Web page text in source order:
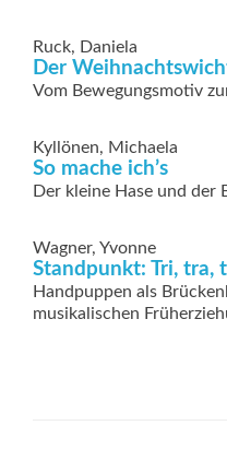
Ruck, Daniela
Der
Vom Bewegungsmotiv
Kyllönen, Michaela
So mache ich’s
Der kleine Hase und der
Wagner, Yvonne
Standpunkt: Tri, tra,
Handpuppen als
musikalischen